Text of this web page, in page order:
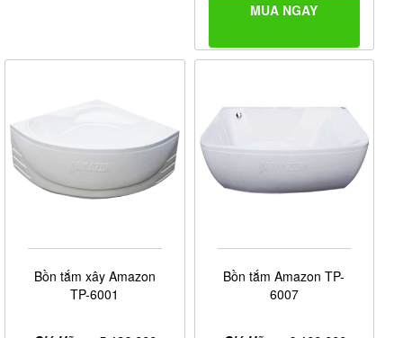
MUA NGAY
Bồn tắm xây Amazon
TP-6001
Bồn tắm Amazon TP-
6007